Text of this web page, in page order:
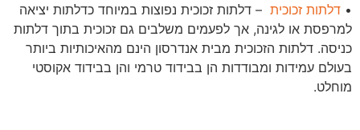
• דלתות זכוכית – דלתות זכוכית נפוצות במיוחד כדלתות יציאה
למרפסת או לגינה, אך לפעמים משלבים גם זכוכית בתוך דלתות
כניסה. דלתות הזכוכית מבית אנדרסון הינם מהאיכותיות ביותר
בעולם עמידות ומבודדות הן בבידוד טרמי והן בבידוד אקוסטי
מוחלט.